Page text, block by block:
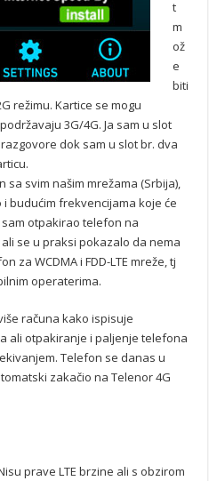
t
m
ož
e
biti
režimu. Kartice se mogu
3G/4G. Ja sam u slot
dok sam u slot br. dva
svim našim mrežama (Srbija),
budućim frekvencijama koje će
otpakirao telefon na
se u praksi pokazalo da nema
za WCDMA i FDD-LTE mreže, tj
operaterima.
računa kako ispisuje
ali otpakiranje i paljenje telefona
Telefon se danas u
zakačio na Telenor 4G
prave LTE brzine ali s obzirom